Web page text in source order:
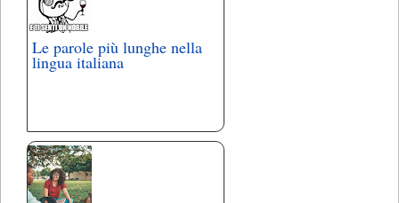
Le parole più lunghe nella
lingua italiana